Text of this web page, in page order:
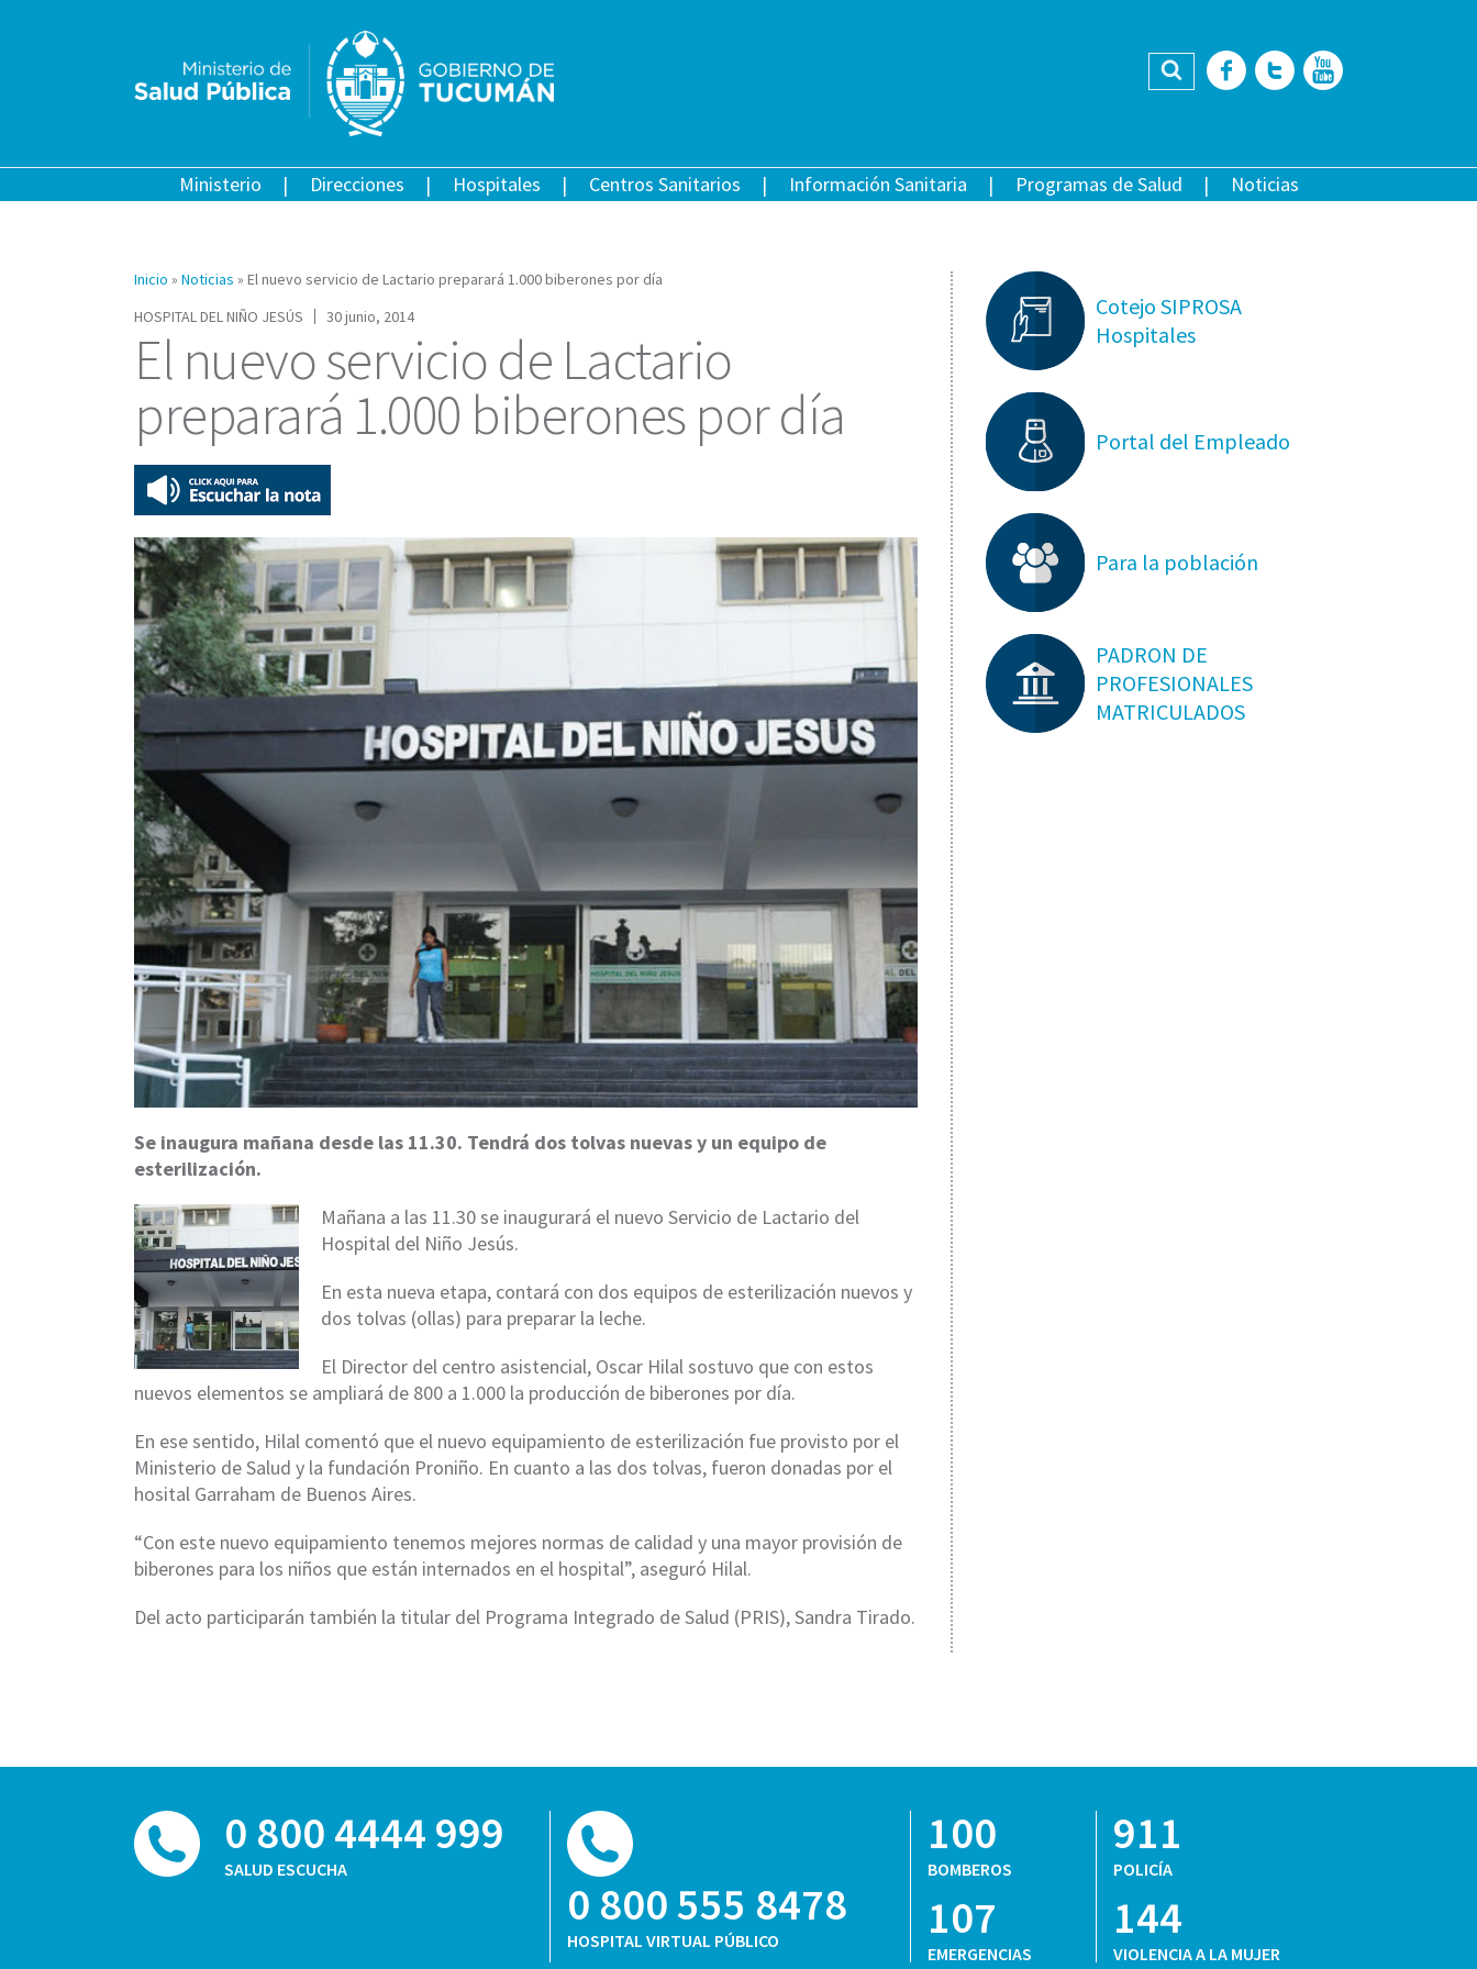
Buscar Facebook
Twitter
Ministerio Direcciones Hospitales Centros Sanitarios Información Sanitaria Programas de Salud Noticias
Inicio » Noticias » El nuevo servicio de Lactario preparará 1.000 biberones por día
HOSPITAL DEL NIÑO JESÚS
30 junio, 2014
El nuevo servicio de Lactario
preparará 1.000 biberones por día
Se inaugura mañana desde las 11.30. Tendrá dos tolvas nuevas y un equipo de
esterilización.
Mañana a las 11.30 se inaugurará el nuevo Servicio de Lactario del
Hospital del Niño Jesús.
En esta nueva etapa, contará con dos equipos de esterilización nuevos y
dos tolvas (ollas) para preparar la leche.
El Director del centro asistencial, Oscar Hilal sostuvo que con estos
nuevos elementos se ampliará de 800 a 1.000 la producción de biberones por día.
En ese sentido, Hilal comentó que el nuevo equipamiento de esterilización fue provisto por el
Ministerio de Salud y la fundación Proniño. En cuanto a las dos tolvas, fueron donadas por el
hosital Garraham de Buenos Aires.
“Con este nuevo equipamiento tenemos mejores normas de calidad y una mayor provisión de
biberones para los niños que están internados en el hospital”, aseguró Hilal.
Del acto participarán también la titular del Programa Integrado de Salud (PRIS), Sandra Tirado.
Cotejo SIPROSA
Hospitales
Portal del Empleado
Para la población
PADRON DE
PROFESIONALES
MATRICULADOS
0 800 4444 999
SALUD ESCUCHA
0 800 555 8478
HOSPITAL VIRTUAL PÚBLICO
100
BOMBEROS
107
EMERGENCIAS
911
POLICÍA
144
VIOLENCIA A LA MUJER